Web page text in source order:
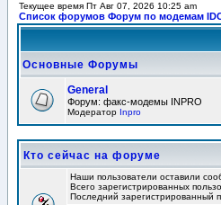
Текущее время Пт Авг 07, 2026 10:25 am
Список форумов Форум по модемам
Основные Форумы
General
Форум: факс-модемы INPRO
Модератор Inpro
Кто сейчас на форуме
Наши пользователи оставили
Всего зарегистрированных
Последний зарегистрированный